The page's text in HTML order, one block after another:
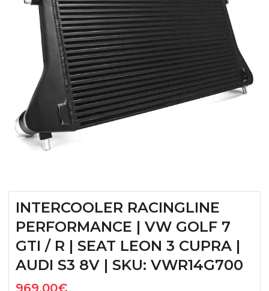
INTERCOOLER RACINGLINE
PERFORMANCE | VW GOLF 7
GTI / R | SEAT LEON 3 CUPRA |
AUDI S3 8V | SKU: VWR14G700
969,00€